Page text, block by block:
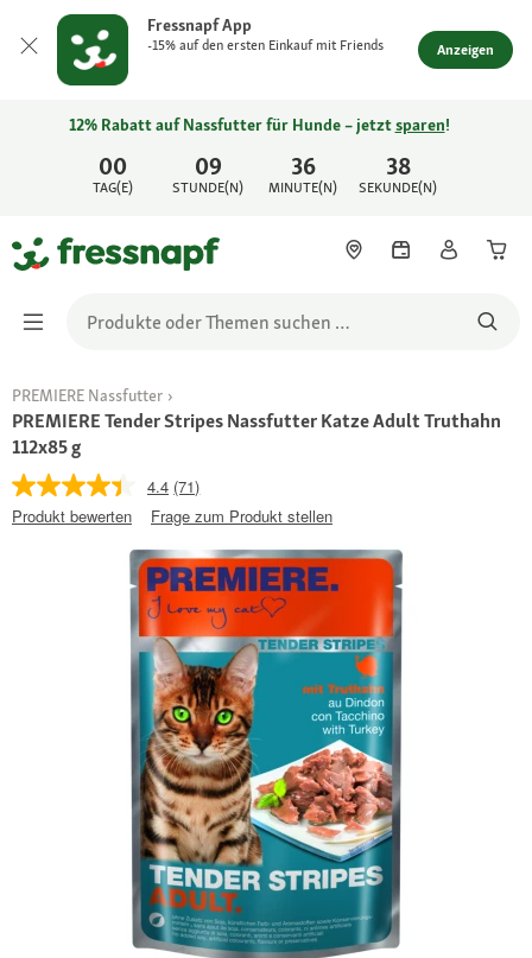
Fressnapf App
-15% auf den ersten Einkauf mit Friends Anzeigen
00
TAG(E)
09
STUNDE(N)
36
MINUTE(N)
38
SEKUNDE(N)
12% Rabatt auf Nassfutter für Hunde – jetztsparen!
PREMIERE Nassfutter
PREMIERE Tender Stripes Nassfutter Katze Adult Truthahn
112x85 g
4.4 (71)
Produkt bewerten
Frage zum Produkt stellen